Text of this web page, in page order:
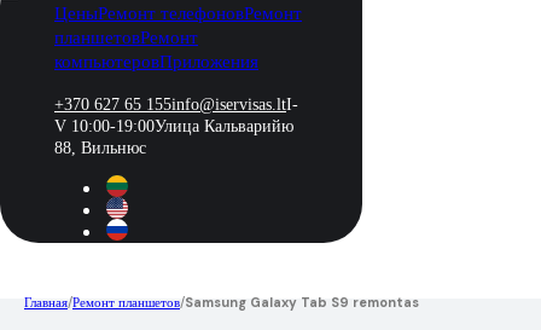
ЦеныРемонт телефоновРемонт
планшетовРемонт
компьютеровПриложения
+370 627 65 155info@iservisas.ltI-
V 10:00-19:00Улица Кальварийю
88, Вильнюс
Главная/Ремонт планшетов/Samsung Galaxy Tab S9 remontas